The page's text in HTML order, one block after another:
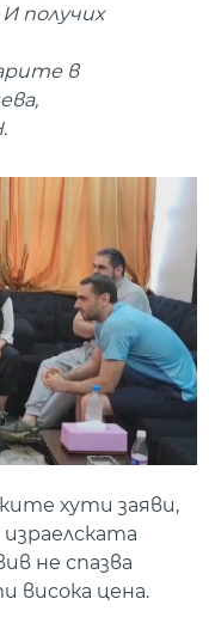
получих
в
хути заяви,
не спазва
висока цена.